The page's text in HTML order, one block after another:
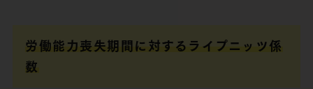
労働能力喪失期間に対するライプニッツ係
数